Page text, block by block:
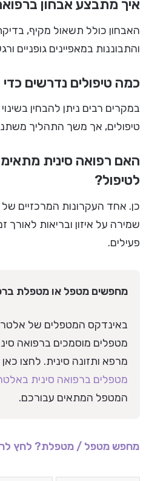
איך מתבצע אבחון
האבחון כולל תשאול מקיף,
והתבוננות במאפיינים גופניים
כמה טיפולים נדרשים
טיפולים, אך משך התהליך
האם רפואה סינית
לטיפול?
כן. אחד העקרונות המרכזיים
שמירה על איזון ובריאות לאורך
פעילים.
מחפשים מטפל או מטפלת
באינדקס המטפלים של
מטפלים מוסמכים ברפואה
מרפא ותזונה סינית. לחצו
מטפלים ברפואה סינית
המטפל המתאים עבורכם.
מחפש מטפל / מטפלת? לחץ